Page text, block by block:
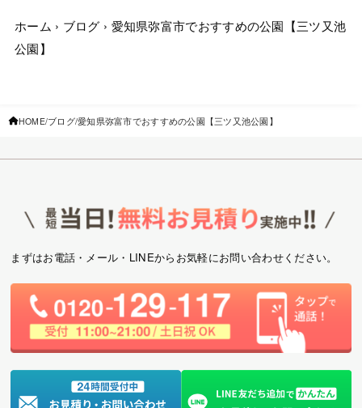
ホーム › ブログ › 愛知県弥富市でおすすめの公園【三ツ又池
公園】
HOME ブログ 愛知県弥富市でおすすめの公園【三ツ又池公園】
まずはお電話・メール・LINEからお気軽にお問い合わせください。